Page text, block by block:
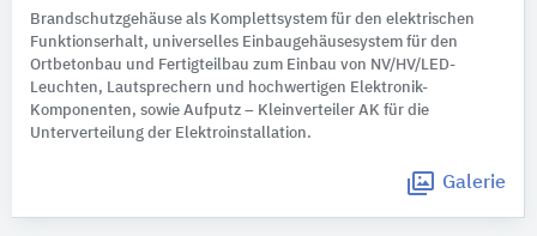
Brandschutzgehäuse als Komplettsystem für den elektrischen
Funktionserhalt, universelles Einbaugehäusesystem für den
Ortbetonbau und Fertigteilbau zum Einbau von NV/HV/LED-
Leuchten, Lautsprechern und hochwertigen Elektronik-
Komponenten, sowie Aufputz – Kleinverteiler AK für die
Unterverteilung der Elektroinstallation.
Galerie